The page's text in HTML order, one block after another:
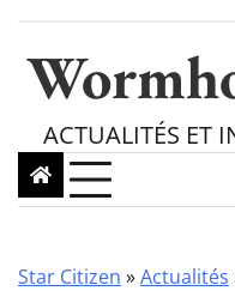
content
ACTUALITÉS ET
Star Citizen »Actualités